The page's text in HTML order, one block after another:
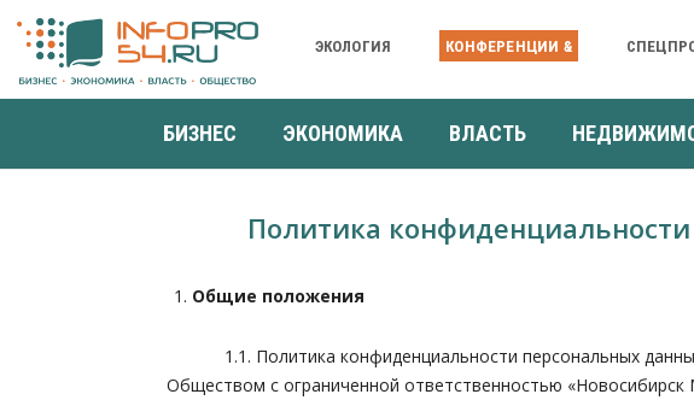
ЭКОЛОГИЯ КОНФЕРЕНЦИИ &
БИЗНЕС ЭКОНОМИКА ВЛАСТЬ
Политика
Общие положения
1.1. Политика конфиденциальности персональных данных
Обществом с ограниченной ответственностью